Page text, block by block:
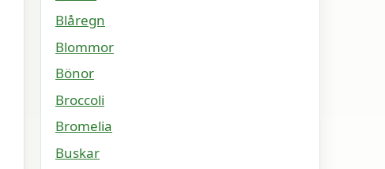
Blåregn
Blommor
Bönor
Broccoli
Bromelia
Buskar